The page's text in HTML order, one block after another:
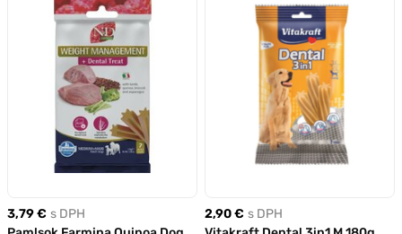
3,79 € s DPH
2,90 € s DPH